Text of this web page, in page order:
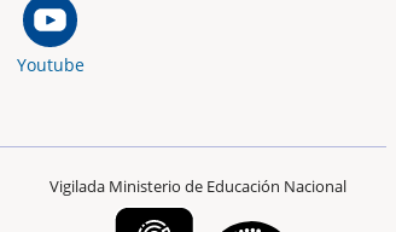
Youtube
Vigilada Ministerio de Educación Nacional